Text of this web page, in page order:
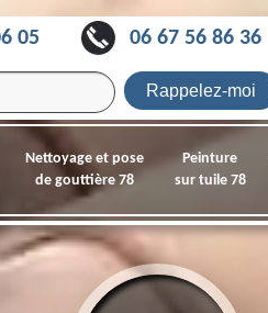
05 06 67 56 86 36
Nettoyage et pose
de gouttière 78
Peinture
sur tuile 78